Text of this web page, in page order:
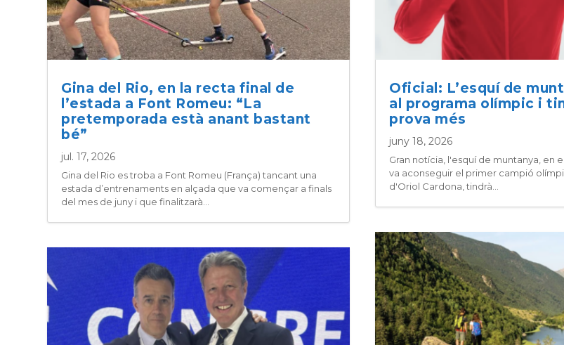
Gina del Rio, en la recta final de
l’estada a Font Romeu: “La
pretemporada està anant bastant
bé”
jul. 17, 2026
Gina del Rio es troba a Font Romeu (França) tancant una
estada d’entrenaments en alçada que va començar a finals
del mes de juny i que finalitzarà...
Oficial: L’esquí de
al programa olímpic i
prova més
juny 18, 2026
Gran notícia, l'esquí de muntanya, en
va aconseguir el primer campió
d'Oriol Cardona, tindrà...